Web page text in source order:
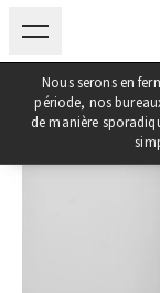
Nous serons en
période, nos
de manière